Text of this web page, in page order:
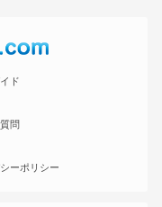
ド
問
ーポリシー